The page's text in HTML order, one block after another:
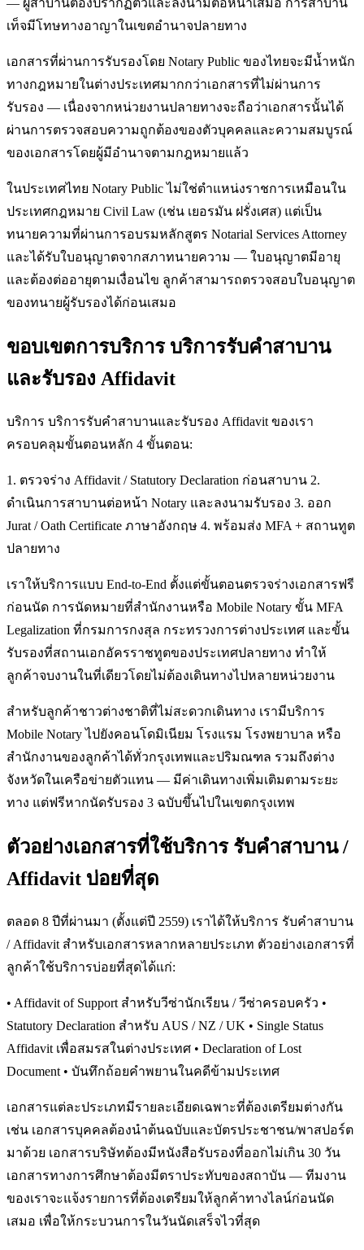
— ผู้สาบานต้องปรากฏตัวและลงนามต่อหน้าเสมอ การสาบาน
เท็จมีโทษทางอาญาในเขตอำนาจปลายทาง
เอกสารที่ผ่านการรับรองโดย Notary Public ของไทยจะมีน้ำหนัก
ทางกฎหมายในต่างประเทศมากกว่าเอกสารที่ไม่ผ่านการ
รับรอง — เนื่องจากหน่วยงานปลายทางจะถือว่าเอกสารนั้นได้
ผ่านการตรวจสอบความถูกต้องของตัวบุคคลและความสมบูรณ์
ของเอกสารโดยผู้มีอำนาจตามกฎหมายแล้ว
ในประเทศไทย Notary Public ไม่ใช่ตำแหน่งราชการเหมือนใน
ประเทศกฎหมาย Civil Law (เช่น เยอรมัน ฝรั่งเศส) แต่เป็น
ทนายความที่ผ่านการอบรมหลักสูตร Notarial Services Attorney
และได้รับใบอนุญาตจากสภาทนายความ — ใบอนุญาตมีอายุ
และต้องต่ออายุตามเงื่อนไข ลูกค้าสามารถตรวจสอบใบอนุญาต
ของทนายผู้รับรองได้ก่อนเสมอ
ขอบเขตการบริการ บริการรับคำสาบาน
และรับรอง Affidavit
บริการ บริการรับคำสาบานและรับรอง Affidavit ของเรา
ครอบคลุมขั้นตอนหลัก 4 ขั้นตอน:
1. ตรวจร่าง Affidavit / Statutory Declaration ก่อนสาบาน 2.
ดำเนินการสาบานต่อหน้า Notary และลงนามรับรอง 3. ออก
Jurat / Oath Certificate ภาษาอังกฤษ 4. พร้อมส่ง MFA + สถานทูต
ปลายทาง
เราให้บริการแบบ End-to-End ตั้งแต่ขั้นตอนตรวจร่างเอกสารฟรี
ก่อนนัด การนัดหมายที่สำนักงานหรือ Mobile Notary ขั้น MFA
Legalization ที่กรมการกงสุล กระทรวงการต่างประเทศ และขั้น
รับรองที่สถานเอกอัครราชทูตของประเทศปลายทาง ทำให้
ลูกค้าจบงานในที่เดียวโดยไม่ต้องเดินทางไปหลายหน่วยงาน
สำหรับลูกค้าชาวต่างชาติที่ไม่สะดวกเดินทาง เรามีบริการ
Mobile Notary ไปยังคอนโดมิเนียม โรงแรม โรงพยาบาล หรือ
สำนักงานของลูกค้าได้ทั่วกรุงเทพและปริมณฑล รวมถึงต่าง
จังหวัดในเครือข่ายตัวแทน — มีค่าเดินทางเพิ่มเติมตามระยะ
ทาง แต่ฟรีหากนัดรับรอง 3 ฉบับขึ้นไปในเขตกรุงเทพ
ตัวอย่างเอกสารที่ใช้บริการ รับคำสาบาน /
Affidavit บ่อยที่สุด
ตลอด 8 ปีที่ผ่านมา (ตั้งแต่ปี 2559) เราได้ให้บริการ รับคำสาบาน
/ Affidavit สำหรับเอกสารหลากหลายประเภท ตัวอย่างเอกสารที่
ลูกค้าใช้บริการบ่อยที่สุดได้แก่:
• Affidavit of Support สำหรับวีซ่านักเรียน / วีซ่าครอบครัว •
Statutory Declaration สำหรับ AUS / NZ / UK • Single Status
Affidavit เพื่อสมรสในต่างประเทศ • Declaration of Lost
Document • บันทึกถ้อยคำพยานในคดีข้ามประเทศ
เอกสารแต่ละประเภทมีรายละเอียดเฉพาะที่ต้องเตรียมต่างกัน
เช่น เอกสารบุคคลต้องนำต้นฉบับและบัตรประชาชน/พาสปอร์ต
มาด้วย เอกสารบริษัทต้องมีหนังสือรับรองที่ออกไม่เกิน 30 วัน
เอกสารทางการศึกษาต้องมีตราประทับของสถาบัน — ทีมงาน
ของเราจะแจ้งรายการที่ต้องเตรียมให้ลูกค้าทางไลน์ก่อนนัด
เสมอ เพื่อให้กระบวนการในวันนัดเสร็จไวที่สุด